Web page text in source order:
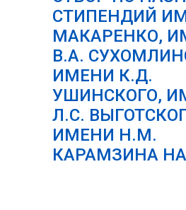
СТИПЕНДИЙ
МАКАРЕНКО,
В.А.
ИМЕНИ К.Д.
УШИНСКОГО,
Л.С.
ИМЕНИ Н.М.
КАРАМЗИНА НА